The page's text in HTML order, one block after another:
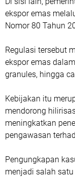
ekspor emas
Nomor 80 Tahun
Regulasi tersebut
ekspor emas
granules, hingga
Kebijakan itu
mendorong
meningkatkan
pengawasan
Pengungkapan
menjadi salah